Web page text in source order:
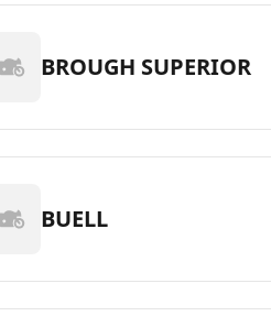
BROUGH SUPERIOR
BUELL